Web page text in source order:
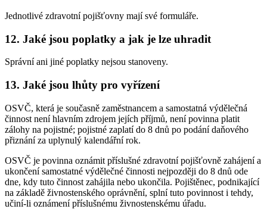
Jednotlivé zdravotní pojišťovny mají své formuláře.
12. Jaké jsou poplatky a jak je lze uhradit
Správní ani jiné poplatky nejsou stanoveny.
13. Jaké jsou lhůty pro vyřízení
OSVČ, která je současně zaměstnancem a samostatná výdělečná
činnost není hlavním zdrojem jejích příjmů, není povinna platit
zálohy na pojistné; pojistné zaplatí do 8 dnů po podání daňového
přiznání za uplynulý kalendářní rok.
OSVČ je povinna oznámit příslušné zdravotní pojišťovně zahájení a
ukončení samostatné výdělečné činnosti nejpozději do 8 dnů ode
dne, kdy tuto činnost zahájila nebo ukončila. Pojištěnec, podnikající
na základě živnostenského oprávnění, splní tuto povinnost i tehdy,
učiní-li oznámení příslušnému živnostenskému úřadu.